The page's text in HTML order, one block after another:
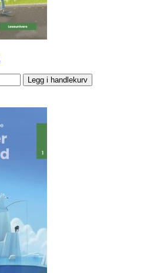
Legg i handlekurv